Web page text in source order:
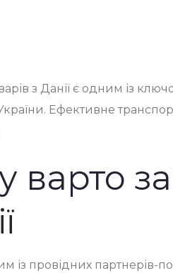
з Данії є одним із
Ефективне
варто
із провідних партнерів-